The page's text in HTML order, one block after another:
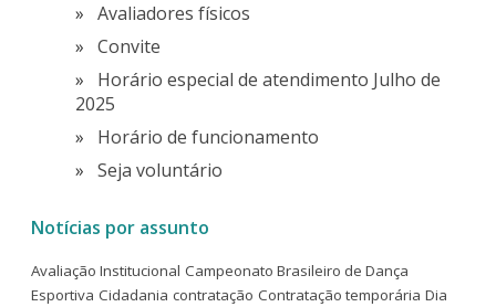
Avaliadores físicos
Convite
Horário especial de atendimento Julho de
2025
Horário de funcionamento
Seja voluntário
Notícias por assunto
Avaliação Institucional Campeonato Brasileiro de Dança
Esportiva Cidadania contratação Contratação temporária Dia